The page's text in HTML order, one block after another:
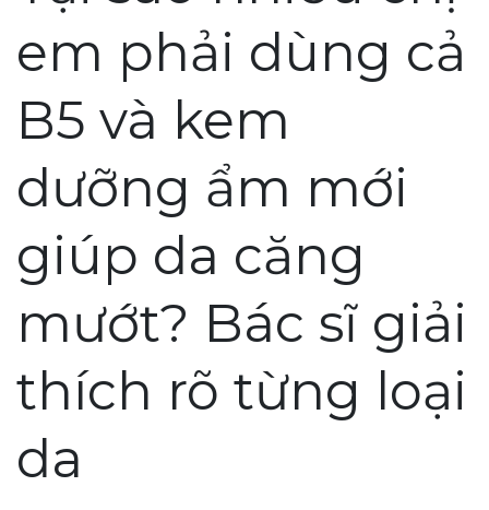
em phải dùng cả
B5 và kem
dưỡng ẩm mới
giúp da căng
mướt? Bác sĩ giải
thích rõ từng loại
da